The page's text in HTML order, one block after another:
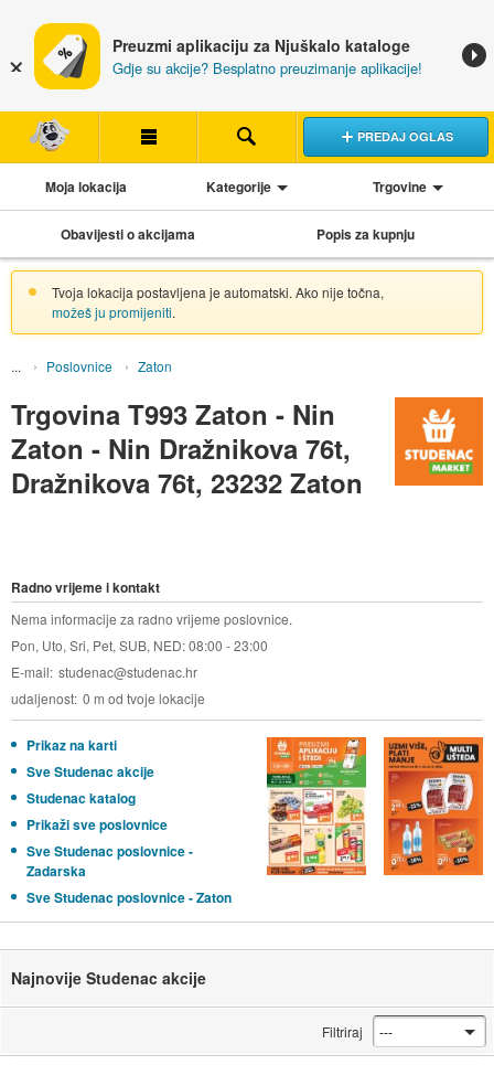
Preuzmi aplikaciju za Njuškalo kataloge
Gdje su akcije? Besplatno preuzimanje aplikacije!
PREDAJ OGLAS
Moja lokacija Kategorije Trgovine
Obavijesti o akcijama Popis za kupnju
Tvoja lokacija postavljena je automatski. Ako nije točna,
možeš ju promijeniti.
Poslovnice Zaton
Trgovina T993 Zaton - Nin
Zaton - Nin Dražnikova 76t,
Dražnikova 76t, 23232 Zaton
Radno vrijeme i kontakt
Nema informacije za radno vrijeme poslovnice.
Pon, Uto, Sri, Pet, SUB, NED: 08:00 - 23:00
E-mail studenac@studenac.hr
udaljenost 0 m od tvoje lokacije
Prikaz na karti
Sve Studenac akcije
Studenac katalog
Prikaži sve poslovnice
Sve Studenac poslovnice -
Zadarska
Sve Studenac poslovnice - Zaton
Najnovije Studenac akcije
Filtriraj